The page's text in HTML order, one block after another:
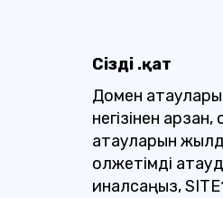
Сіздің .қат
Домен
негізінен
атауларын
қолжетімді
қиналсаңыз,